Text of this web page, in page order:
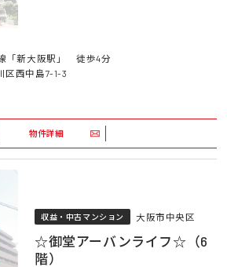
「新大阪駅」 徒歩4分
区西中島7-1-3
物件詳細
収益・中古マンション 大阪市中央区
☆御堂アーバンライフ☆（6
階）